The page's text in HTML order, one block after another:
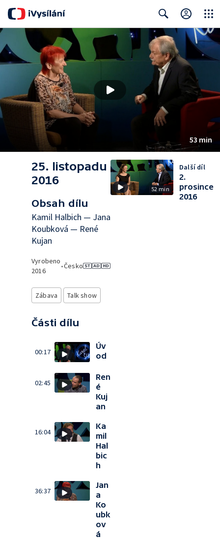
Search Close
53 min
25. listopadu
2016
Obsah dílu
Kamil Halbich — Jana
Koubková — René
Kujan
Vyrobeno
2016
•Česko
Zábava Talk show
Části dílu
00:17
Úv
od
02:45
Ren
é
Kuj
an
16:04
Ka
mil
Hal
bic
h
36:37
Jan
a
Ko
ubk
ov
á
52 min
Další díl
2.
prosince
2016